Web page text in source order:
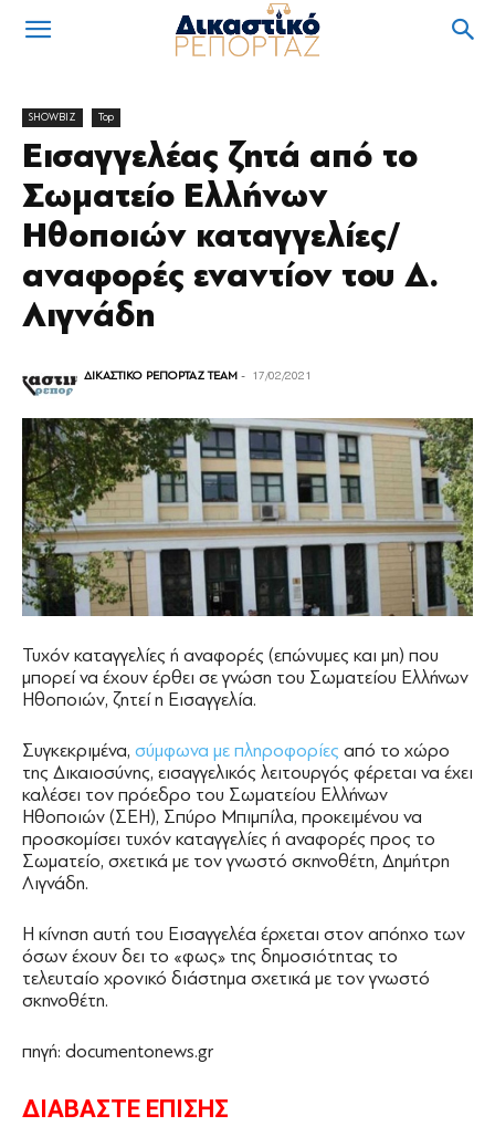
SHOWBIZ Top
Εισαγγελέας ζητά από το
Σωματείο Ελλήνων
Ηθοποιών καταγγελίες/
αναφορές εναντίον του Δ.
Λιγνάδη
ΔΙΚΑΣΤΙΚΟ ΡΕΠΟΡΤΑΖ TEAM - 17/02/2021
Τυχόν καταγγελίες ή αναφορές (επώνυμες και μη) που
μπορεί να έχουν έρθει σε γνώση του Σωματείου Ελλήνων
Ηθοποιών, ζητεί η Εισαγγελία.
Συγκεκριμένα, σύμφωνα με πληροφορίες από το χώρο
της Δικαιοσύνης, εισαγγελικός λειτουργός φέρεται να έχει
καλέσει τον πρόεδρο του Σωματείου Ελλήνων
Ηθοποιών (ΣΕΗ), Σπύρο Μπιμπίλα, προκειμένου να
προσκομίσει τυχόν καταγγελίες ή αναφορές προς το
Σωματείο, σχετικά με τον γνωστό σκηνοθέτη, Δημήτρη
Λιγνάδη.
Η κίνηση αυτή του Εισαγγελέα έρχεται στον απόηχο των
όσων έχουν δει το «φως» της δημοσιότητας το
τελευταίο χρονικό διάστημα σχετικά με τον γνωστό
σκηνοθέτη.
πηγή: documentonews.gr
ΔΙΑΒΑΣΤΕ ΕΠΙΣΗΣ